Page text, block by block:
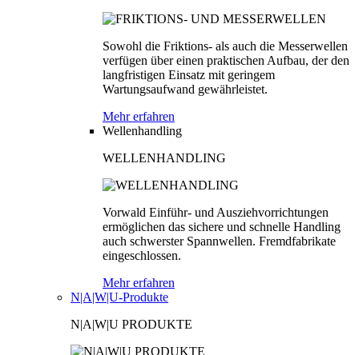
Sowohl die Friktions- als auch die Messerwellen
verfügen über einen praktischen Aufbau, der den
langfristigen Einsatz mit geringem
Wartungsaufwand gewährleistet.
Mehr erfahren
Wellenhandling
WELLENHANDLING
Vorwald Einführ- und Ausziehvorrichtungen
ermöglichen das sichere und schnelle Handling
auch schwerster Spannwellen. Fremdfabrikate
eingeschlossen.
Mehr erfahren
N|A|W|U-Produkte
N|A|W|U PRODUKTE